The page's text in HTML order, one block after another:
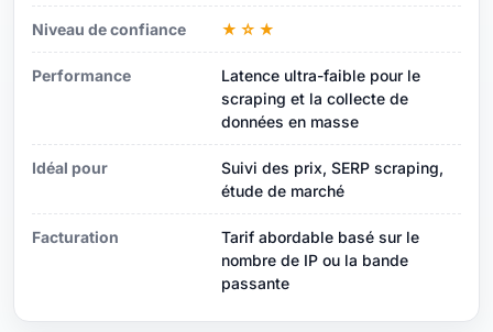
Niveau de confiance ★☆★
Performance
Latence ultra-faible pour le
scraping et la collecte de
données en masse
Idéal pour
Suivi des prix, SERP scraping,
étude de marché
Facturation
Tarif abordable basé sur le
nombre de IP ou la bande
passante